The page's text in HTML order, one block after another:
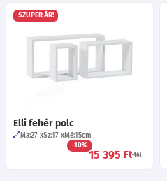
SZUPER ÁR!
Elli fehér polc
Ma:27 Sz:17 Mé:15cm
-10%
15 395 Ft-tól